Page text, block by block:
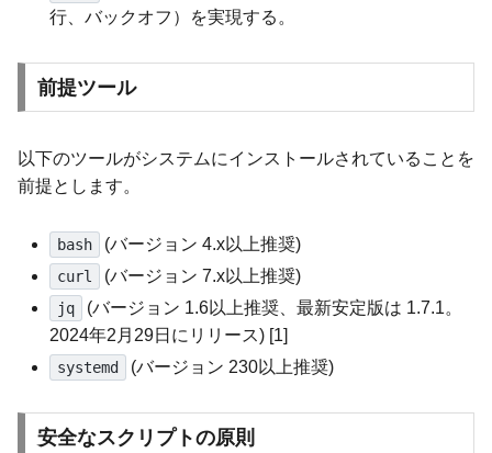
行、バックオフ）を実現する。
前提ツール
以下のツールがシステムにインストールされていることを
前提とします。
bash (バージョン 4.x以上推奨)
curl (バージョン 7.x以上推奨)
jq
(バージョン 1.6以上推奨、最新安定版は 1.7.1。
2024年2月29日にリリース) [1]
systemd (バージョン 230以上推奨)
安全なスクリプトの原則